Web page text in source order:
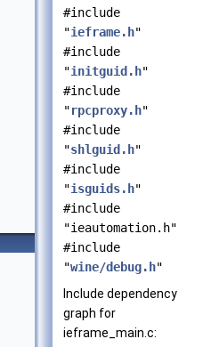
#include
"ieframe.h"
#include
"initguid.h"
#include
"rpcproxy.h"
#include
"shlguid.h"
#include
"isguids.h"
#include
"ieautomation.h"
#include
"wine/debug.h"
Include dependency
graph for
ieframe_main.c: